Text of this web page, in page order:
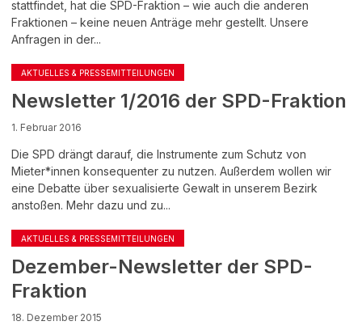
stattfindet, hat die SPD-Fraktion – wie auch die anderen
Fraktionen – keine neuen Anträge mehr gestellt. Unsere
Anfragen in der...
AKTUELLES & PRESSEMITTEILUNGEN
Newsletter 1/2016 der SPD-Fraktion
1. Februar 2016
Die SPD drängt darauf, die Instrumente zum Schutz von
Mieter*innen konsequenter zu nutzen. Außerdem wollen wir
eine Debatte über sexualisierte Gewalt in unserem Bezirk
anstoßen. Mehr dazu und zu...
AKTUELLES & PRESSEMITTEILUNGEN
Dezember-Newsletter der SPD-
Fraktion
18. Dezember 2015